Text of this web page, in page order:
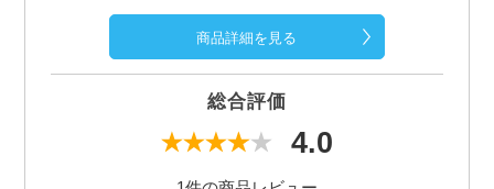
商品詳細を見る
総合評価
4.0